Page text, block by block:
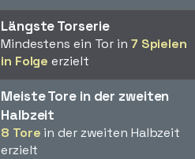
Längste Torserie
Mindestens ein Tor in 7 Spielen
in Folge erzielt
Meiste Tore in der zweiten
Halbzeit
8 Tore in der zweiten Halbzeit
erzielt